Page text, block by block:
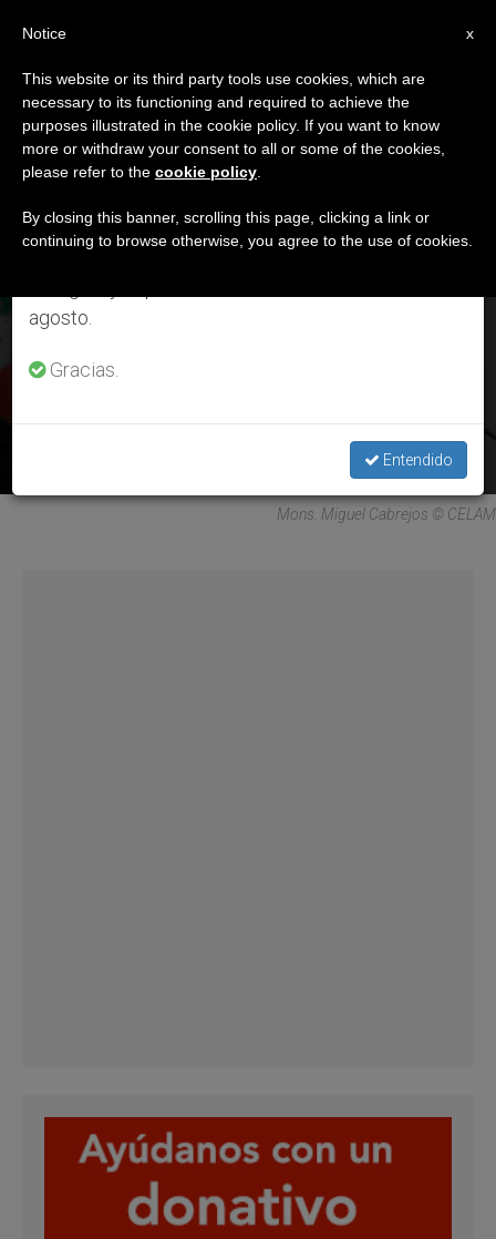
ETIQUETA
Posts Tagged ‘bioma’
ÚLTIMAS NOTICIAS
México: Encuentro fundacional de la Red Eclesial Ecológica
SEP 30, 2019 17:32
Mons. Miguel Cabrejos © CELAM
×
Aviso importante
Del 27 de julio al 7 de agosto haremos la pausa
anual, aprovechando que en el periodo de verano
se generan menos informaciones y también el
agosto.
Gracias.
Entendido
x
Notice
This website or its third party tools use cookies, which are
necessary to its functioning and required to achieve the
purposes illustrated in the cookie policy. If you want to know
more or withdraw your consent to all or some of the cookies,
please refer to the cookie policy
By closing this banner, scrolling this page, clicking a link or
continuing to browse otherwise, you agree to the use of cookies.